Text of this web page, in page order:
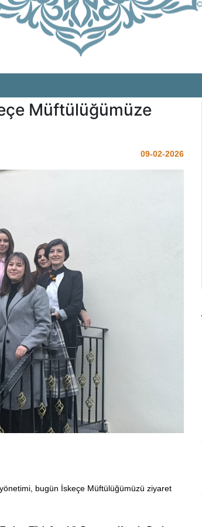
Müftülüğümüze
09-02-2026
bugün İskeçe Müftülüğümüzü ziyaret